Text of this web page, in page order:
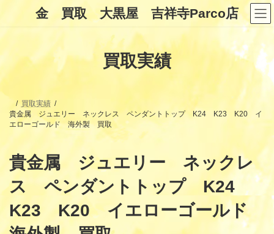
ン
キ
ッ
ー
に
移
金 買取 大黒屋 吉祥寺Parco店
買取実績
買取実績
貴金属 ジュエリー ネックレス ペンダントトップ K24 K23 K20 イ
エローゴールド 海外製 買取
貴金属 ジュエリー ネックレ
ス ペンダントトップ K24
K23 K20 イエローゴールド